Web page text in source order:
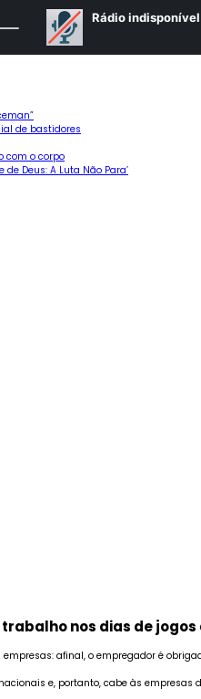
de bastidores
com o corpo
Deus: A Luta Não Para’
nos dias de jogos
afinal, o empregador é
e, portanto, cabe às